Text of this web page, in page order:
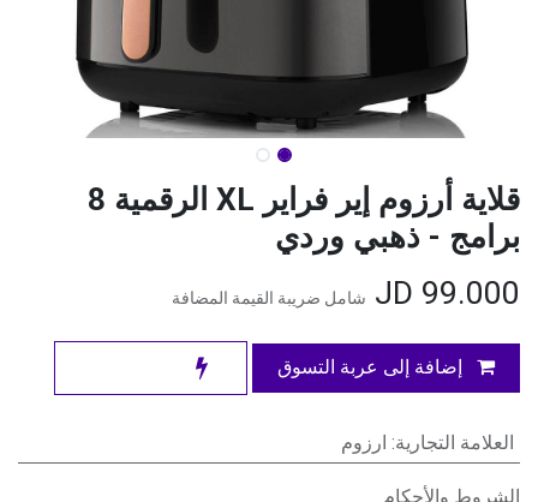
قلاية أرزوم إير فراير XL الرقمية 8
برامج - ذهبي وردي
99.000
شامل ضريبة القيمة المضافة
إضافة إلى عربة التسوق
العلامة التجارية: ارزوم
الشروط والأحكام